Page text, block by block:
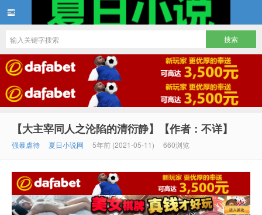
夏日小说
【大主宰同人之沦陷的清衍静】【作者：不详】
强暴虐待 夏日小说网 5年前 (2021-05-11) 660浏览